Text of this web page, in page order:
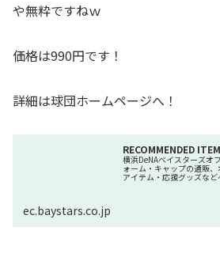
や無粋ですねｗ
価格は990円です！
詳細は球団ホームページへ！
RECOMMENDED
横浜DeNAベイスターズオ
ォーム・キャップの通販
アイテム・応援グッズな
ec.baystars.co.jp